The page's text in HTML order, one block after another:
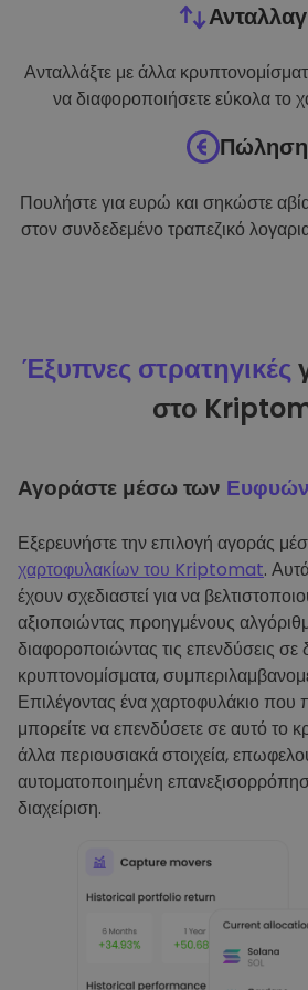
Ανταλλάξτε με άλλα
να διαφοροποιήσετε εύκολα το
Πώληση
Πουλήστε για ευρώ και σηκώστε
στον συνδεδεμένο τραπεζικό
Έξυπνες στρατηγικές
στο
Αγοράστε μέσω των
Εξερευνήστε την επιλογή αγοράς
χαρτοφυλακίων του Kriptomat.
έχουν σχεδιαστεί για να
αξιοποιώντας προηγμένους
διαφοροποιώντας τις επενδύσεις σε
κρυπτονομίσματα,
Επιλέγοντας ένα χαρτοφυλάκιο που
μπορείτε να επενδύσετε σε αυτό το
άλλα περιουσιακά στοιχεία,
αυτοματοποιημένη
διαχείριση.